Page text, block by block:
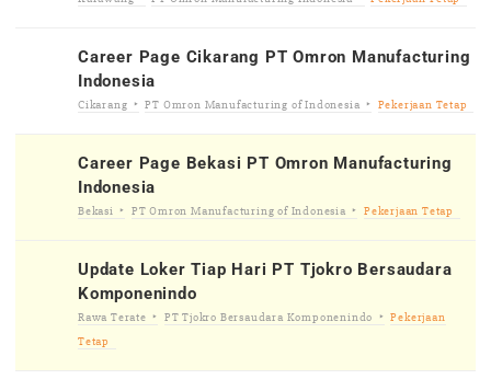
Career Page Cikarang PT Omron Manufacturing
Indonesia
Cikarang PT Omron Manufacturing of Indonesia Pekerjaan Tetap
Career Page Bekasi PT Omron Manufacturing
Indonesia
Bekasi PT Omron Manufacturing of Indonesia Pekerjaan Tetap
Update Loker Tiap Hari PT Tjokro Bersaudara
Komponenindo
Rawa Terate PT Tjokro Bersaudara Komponenindo
Pekerjaan
Tetap